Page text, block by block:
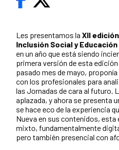
Les presentamos la XII
Inclusión Social y
en un año que está siendo
primera versión de esta
pasado mes de mayo,
con los profesionales para
las Jornadas de cara al futuro.
aplazada, y ahora se presenta
se hace eco de la experiencia
Nueva en sus contenidos,
mixto, fundamentalmente
pero también presencial con